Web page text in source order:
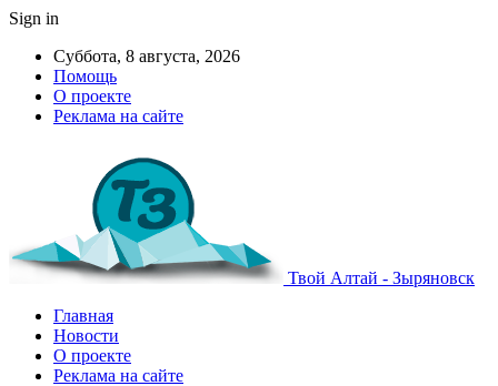
Sign in
Суббота, 8 августа, 2026
Помощь
О проекте
Реклама на сайте
Твой Алтай - Зыряновск
Главная
Новости
О проекте
Реклама на сайте